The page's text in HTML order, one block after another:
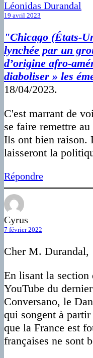
Léonidas Durandal
19 avril 2023
"Chicago (États-
lynchée par un
d’origine afro-
diaboliser » les
18/04/2023.
C'est marrant de
se faire remettre
Ils ont bien raison.
laisseront la
Répondre
Cyrus
7 février 2022
Cher M. Durandal,
En lisant la section
YouTube du
Conversano, le
qui songent à
que la France est
françaises ne sont